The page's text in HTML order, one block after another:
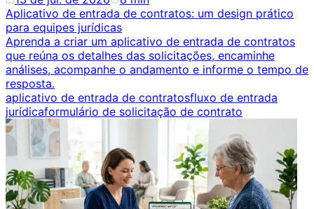
Aplicativo de entrada de contratos: um design prático
para equipes jurídicas
Aprenda a criar um aplicativo de entrada de contratos
que reúna os detalhes das solicitações, encaminhe
análises, acompanhe o andamento e informe o tempo de
resposta.
aplicativo de entrada de contratosfluxo de entrada
jurídicaformulário de solicitação de contrato